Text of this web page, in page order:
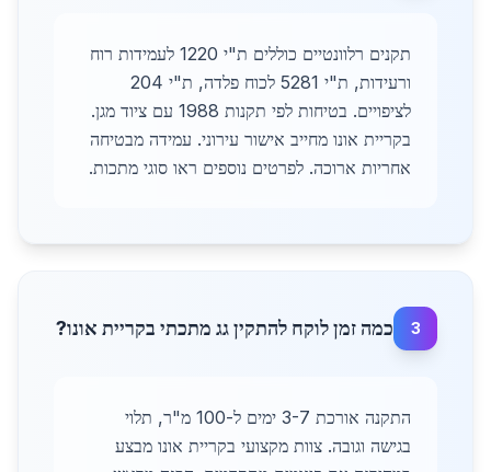
תקנים רלוונטיים כוללים ת"י 1220 לעמידות רוח
ורעידות, ת"י 5281 לכוח פלדה, ת"י 204
לציפויים. בטיחות לפי תקנות 1988 עם ציוד מגן.
בקריית אונו מחייב אישור עירוני. עמידה מבטיחה
אחריות ארוכה. לפרטים נוספים ראו סוגי מתכות.
3 כמה זמן לוקח להתקין גג מתכתי בקריית אונו?
התקנה אורכת 3-7 ימים ל-100 מ"ר, תלוי
בגישה וגובה. צוות מקצועי בקריית אונו מבצע